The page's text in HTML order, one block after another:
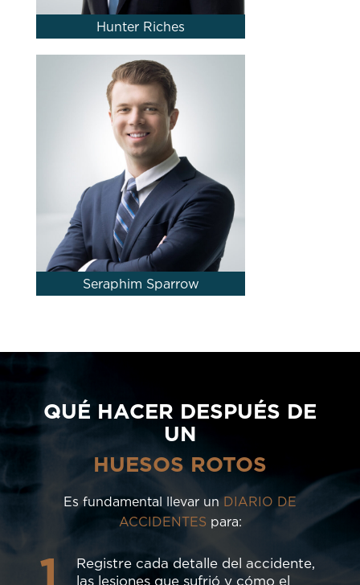
Hunter Riches
Seraphim Sparrow
QUÉ HACER DESPUÉS DE
UN
HUESOS ROTOS
Es fundamental llevar unDIARIO DE
ACCIDENTES para:
1
Registre cada detalle del accidente,
las lesiones que sufrió y cómo el